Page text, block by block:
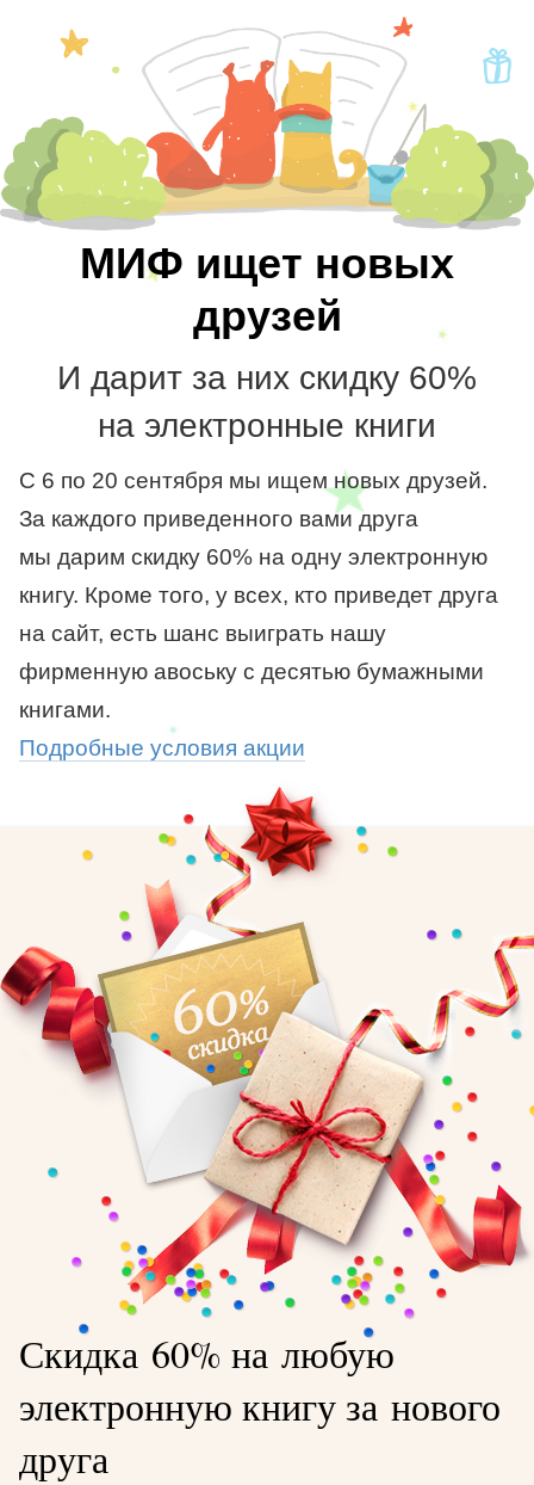
МИФ ищет новых
друзей
И дарит за них скидку 60%
на электронные книги
С 6 по 20 сентября мы ищем новых друзей.
За каждого приведенного вами друга
мы дарим скидку 60% на одну электронную
книгу. Кроме того, у всех, кто приведет друга
на сайт, есть шанс выиграть нашу
фирменную авоську с десятью бумажными
книгами.
Подробные условия акции
Скидка 60% на любую
электронную книгу за нового
друга